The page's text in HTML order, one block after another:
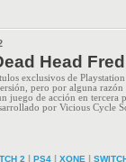
Head
exclusivos de
pero por alguna
juego de acción en tercera
por Vicious Cycle
2 | PS4 | XONE |